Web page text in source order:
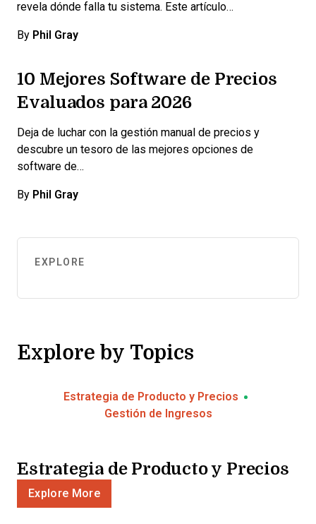
revela dónde falla tu sistema. Este artículo…
By Phil Gray
10 Mejores Software de Precios
Evaluados para 2026
Deja de luchar con la gestión manual de precios y
descubre un tesoro de las mejores opciones de
software de…
By Phil Gray
EXPLORE
Explore by Topics
Estrategia de Producto y Precios
Gestión de Ingresos
Estrategia de Producto y Precios
Explore More